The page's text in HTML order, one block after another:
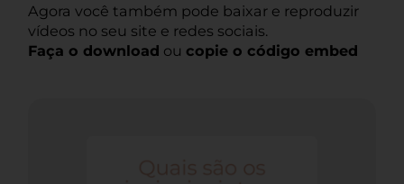
Agora você também pode baixar e reproduzir
vídeos no seu site e redes sociais.
Faça o download ou copie o código embed